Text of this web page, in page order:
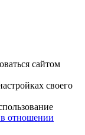
сайтом
своего
отношении